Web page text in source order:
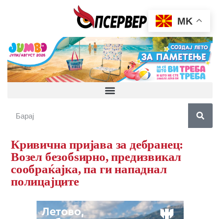
Кривична пријава за дебранец:
Возел безобѕирно, предизвикал
сообраќајка, па ги нападнал
полицајците
MK